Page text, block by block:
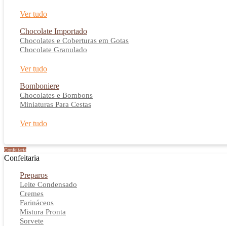
Ver tudo
Chocolate Importado
Chocolates e Coberturas em Gotas
Chocolate Granulado
Ver tudo
Bomboniere
Chocolates e Bombons
Miniaturas Para Cestas
Ver tudo
Confeitaria
Confeitaria
Preparos
Leite Condensado
Cremes
Farináceos
Mistura Pronta
Sorvete